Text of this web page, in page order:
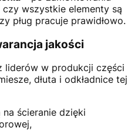
wszystkie elementy są
pług pracuje prawidłowo.
jakości
liderów w produkcji części
dłuta i odkładnice tej
ścieranie dzięki